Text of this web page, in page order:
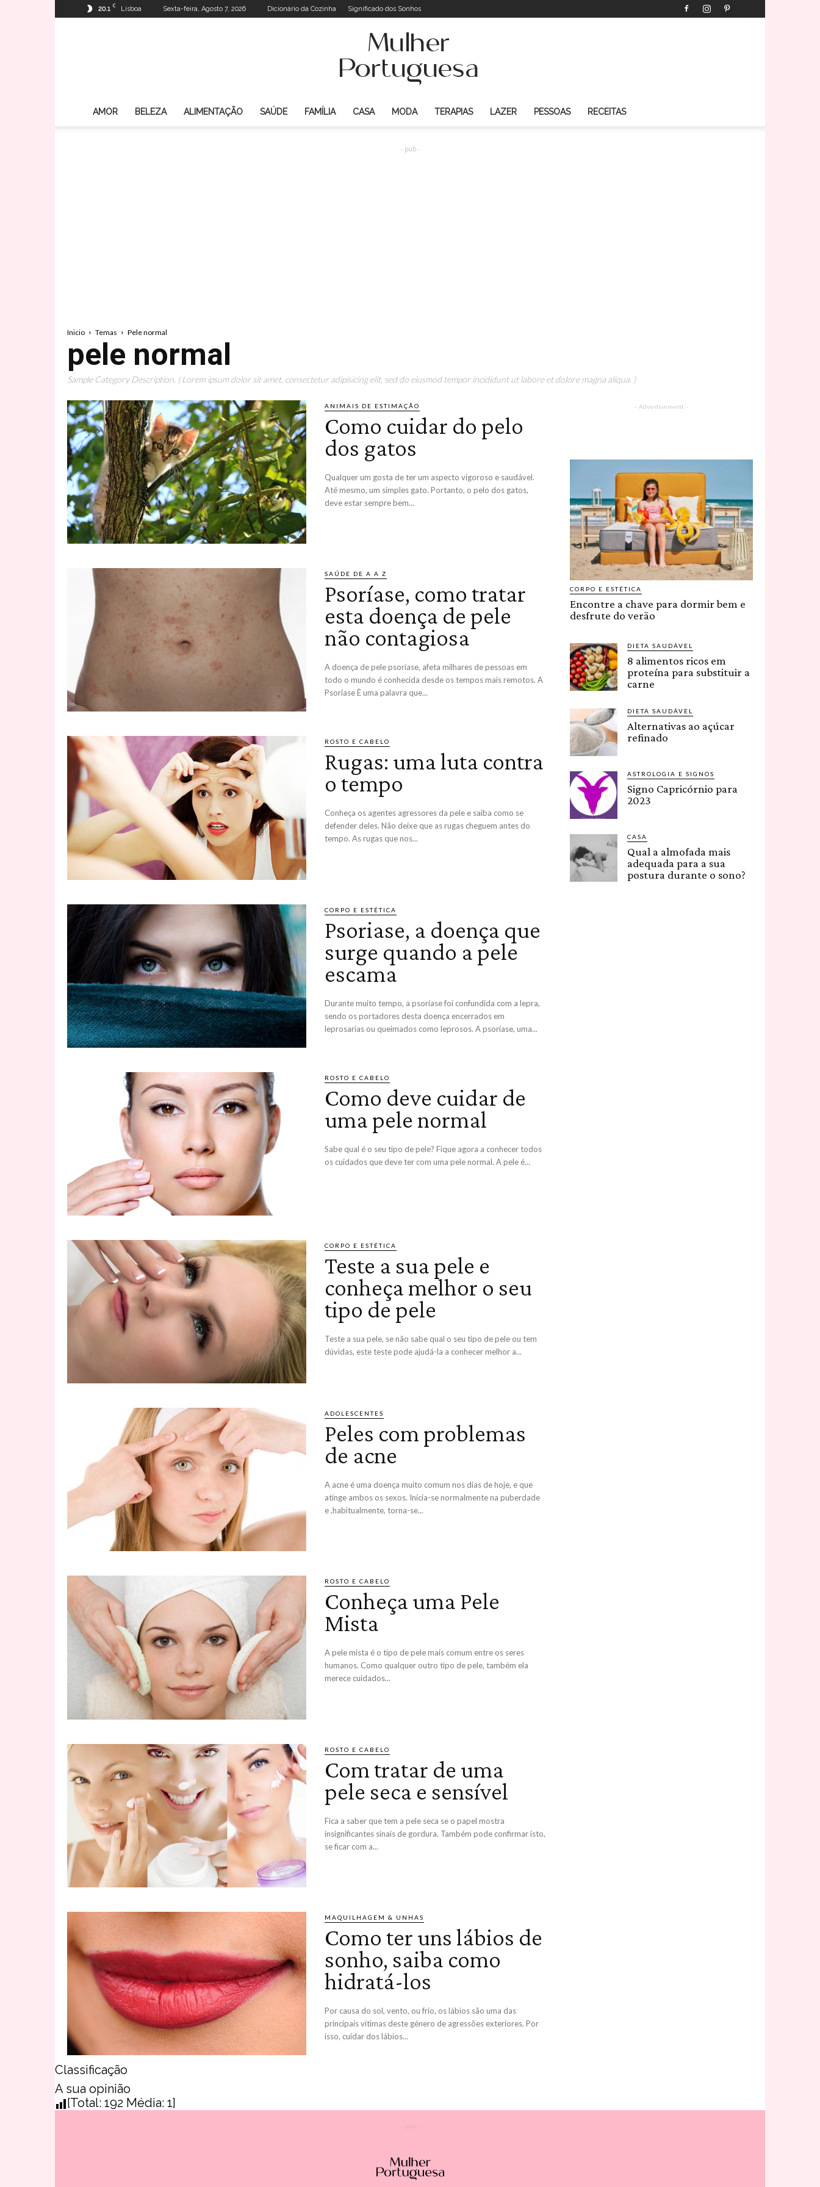
20.1 C Lisboa Sexta-feira, Agosto 7, 2026 Dicionário da Cozinha Significado dos Sonhos
AMOR BELEZA ALIMENTAÇÃO SAÚDE FAMÍLIA CASA MODA TERAPIAS LAZER PESSOAS RECEITAS
- pub -
Inicio Temas Pele normal
pele normal
Sample Category Description. ( Lorem ipsum dolor sit amet, consectetur adipisicing elit, sed do eiusmod tempor incididunt ut labore et dolore magna aliqua. )
ANIMAIS DE ESTIMAÇÃO
Como cuidar do pelo
dos gatos
Qualquer um gosta de ter um aspecto vigoroso e saudável.
Até mesmo, um simples gato. Portanto, o pelo dos gatos,
deve estar sempre bem...
SAÚDE DE A A Z
Psoríase, como tratar
esta doença de pele
não contagiosa
A doença de pele psoríase, afeta milhares de pessoas em
todo o mundo é conhecida desde os tempos mais remotos. A
Psoríase È uma palavra que...
ROSTO E CABELO
Rugas: uma luta contra
o tempo
Conheça os agentes agressores da pele e saiba como se
defender deles. Não deixe que as rugas cheguem antes do
tempo. As rugas que nos...
CORPO E ESTÉTICA
Psoriase, a doença que
surge quando a pele
escama
Durante muito tempo, a psoríase foi confundida com a lepra,
sendo os portadores desta doença encerrados em
leprosarias ou queimados como leprosos. A psoríase, uma...
ROSTO E CABELO
Como deve cuidar de
uma pele normal
Sabe qual é o seu tipo de pele? Fique agora a conhecer todos
os cuidados que deve ter com uma pele normal. A pele é...
CORPO E ESTÉTICA
Teste a sua pele e
conheça melhor o seu
tipo de pele
Teste a sua pele, se não sabe qual o seu tipo de pele ou tem
dúvidas, este teste pode ajudá-la a conhecer melhor a...
ADOLESCENTES
Peles com problemas
de acne
A acne é uma doença muito comum nos dias de hoje, e que
atinge ambos os sexos. Inicia-se normalmente na puberdade
e ,habitualmente, torna-se...
ROSTO E CABELO
Conheça uma Pele
Mista
A pele mista é o tipo de pele mais comum entre os seres
humanos. Como qualquer outro tipo de pele, também ela
merece cuidados...
ROSTO E CABELO
Com tratar de uma
pele seca e sensível
Fica a saber que tem a pele seca se o papel mostra
insignificantes sinais de gordura. Também pode confirmar isto,
se ficar com a...
MAQUILHAGEM & UNHAS
Como ter uns lábios de
sonho, saiba como
hidratá-los
Por causa do sol, vento, ou frio, os lábios são uma das
principais vítimas deste género de agressões exteriores. Por
isso, cuidar dos lábios...
- Advertisement -
CORPO E ESTÉTICA
Encontre a chave para dormir bem e
desfrute do verão
DIETA SAUDÁVEL
8 alimentos ricos em
proteína para substituir a
carne
DIETA SAUDÁVEL
Alternativas ao açúcar
refinado
ASTROLOGIA E SIGNOS
Signo Capricórnio para
2023
CASA
Qual a almofada mais
adequada para a sua
postura durante o sono?
Classificação
A sua opinião
[Total: 192 Média: 1]
-- pub --